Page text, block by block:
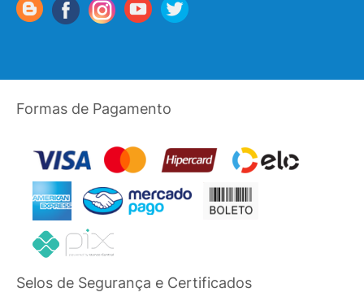
Formas de Pagamento
Selos de Segurança e Certificados